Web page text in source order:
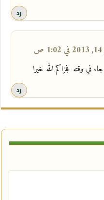
رد
ص
في وقته فجزاكم الله خيرا
رد